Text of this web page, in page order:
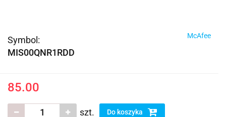
Symbol:
MIS00QNR1RDD
McAfee
85.00
szt. Do koszyka